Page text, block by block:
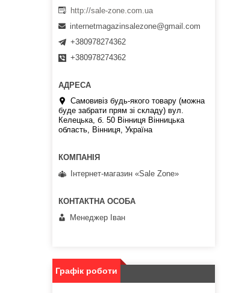
http://sale-zone.com.ua
internetmagazinsalezone@gmail.com
+380978274362
+380978274362
Самовивіз будь-якого товару (можна
буде забрати прям зі складу) вул.
Келецька, б. 50 Вінниця Вінницька
область, Вінниця, Україна
Інтернет-магазин «Sale Zone»
Менеджер Іван
Графік роботи